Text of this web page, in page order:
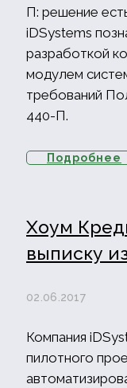
П: решение
iDSystems
разработкой
модулем
требований
440-П.
Подробнее
Хоум
выписку
02.06.2017
Компания
пилотного